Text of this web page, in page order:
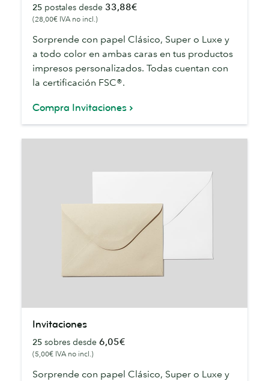
25 postales desde 33,88€
(28,00€ IVA no incl.)
Sorprende con papel Clásico, Super o Luxe y
a todo color en ambas caras en tus productos
impresos personalizados. Todas cuentan con
la certificación FSC®.
Compra Invitaciones
Invitaciones
25 sobres desde 6,05€
(5,00€ IVA no incl.)
Sorprende con papel Clásico, Super o Luxe y